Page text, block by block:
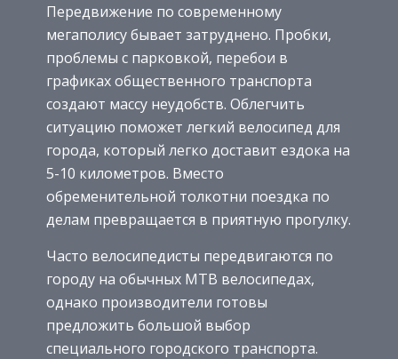
Передвижение по современному
мегаполису бывает затруднено. Пробки,
проблемы с парковкой, перебои в
графиках общественного транспорта
создают массу неудобств. Облегчить
ситуацию поможет легкий велосипед для
города, который легко доставит ездока на
5-10 километров. Вместо
обременительной толкотни поездка по
делам превращается в приятную прогулку.
Часто велосипедисты передвигаются по
городу на обычных MTB велосипедах,
однако производители готовы
предложить большой выбор
специального городского транспорта.